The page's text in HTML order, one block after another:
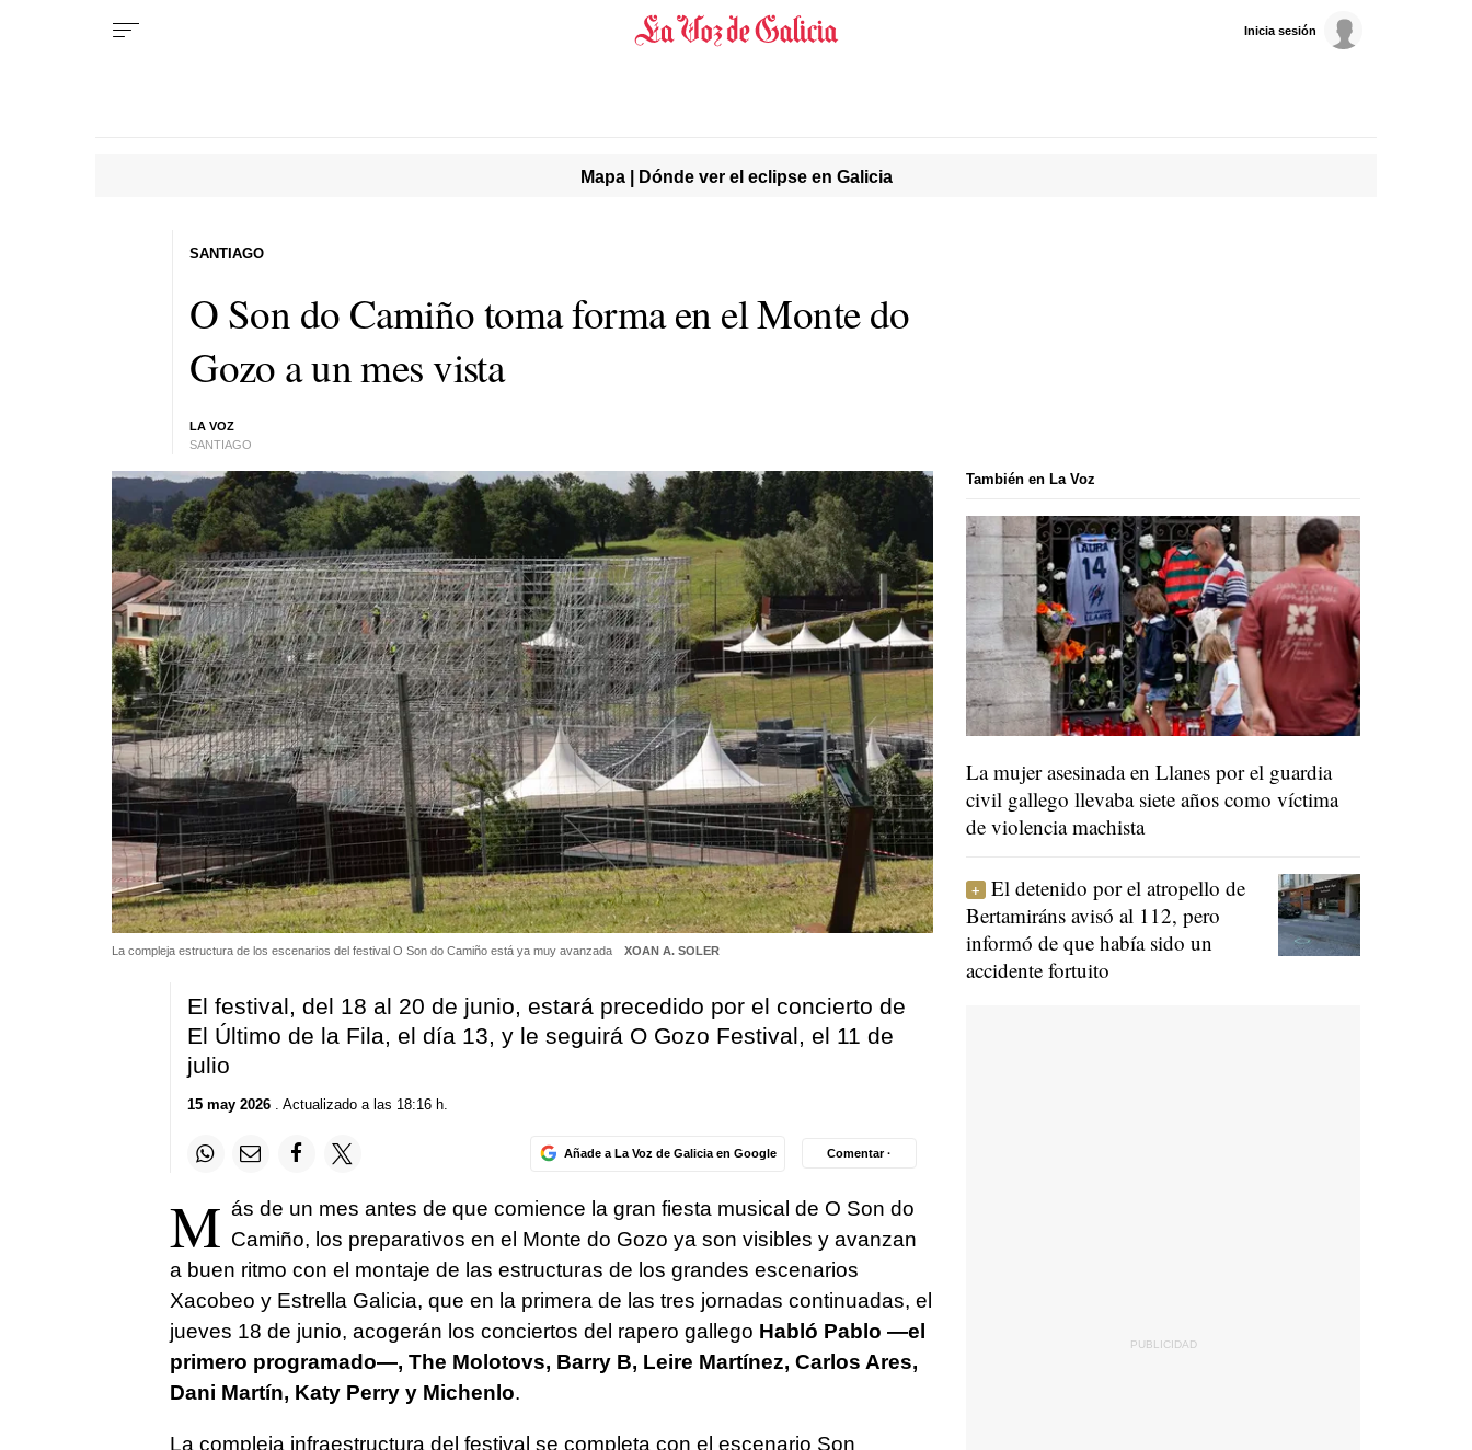
Inicia sesión
Mapa | Dónde ver el eclipse en Galicia
O Son do Camiño toma forma en el Monte do
Gozo a un mes vista
LA VOZ
SANTIAGO
SANTIAGO
La compleja estructura de los escenarios del festival O Son do Camiño está ya muy avanzada XOAN A. SOLER
El festival, del 18 al 20 de junio, estará precedido por el concierto de
El Último de la Fila, el día 13, y le seguirá O Gozo Festival, el 11 de
julio
15 may 2026. Actualizado a las 18:16 h.
Añade a La Voz de Galicia en Google Comentar ·
M ás de un mes antes de que comience la gran fiesta musical de O Son do
Camiño, los preparativos en el Monte do Gozo ya son visibles y avanzan
a buen ritmo con el montaje de las estructuras de los grandes escenarios
Xacobeo y Estrella Galicia, que en la primera de las tres jornadas continuadas, el
jueves 18 de junio, acogerán los conciertos del rapero gallego Habló Pablo —el
primero programado—, The Molotovs, Barry B, Leire Martínez, Carlos Ares,
Dani Martín, Katy Perry y Michenlo.
La compleja infraestructura del festival se completa con el escenario Son
También en La Voz
La mujer asesinada en Llanes por el guardia
civil gallego llevaba siete años como víctima
de violencia machista
El detenido por el atropello de
Bertamiráns avisó al 112, pero
informó de que había sido un
accidente fortuito